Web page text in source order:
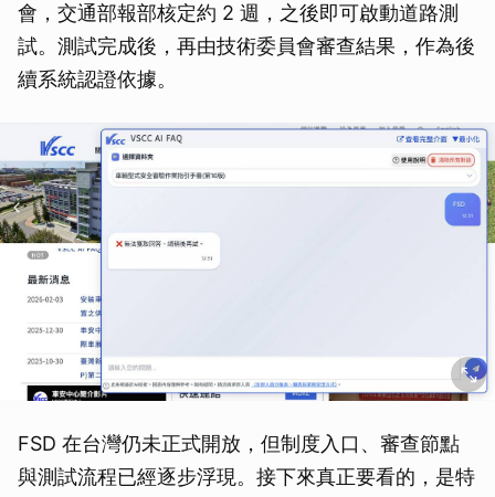
會，交通部報部核定約 2 週，之後即可啟動道路測
試。測試完成後，再由技術委員會審查結果，作為後
續系統認證依據。
FSD 在台灣仍未正式開放，但制度入口、審查節點
與測試流程已經逐步浮現。接下來真正要看的，是特